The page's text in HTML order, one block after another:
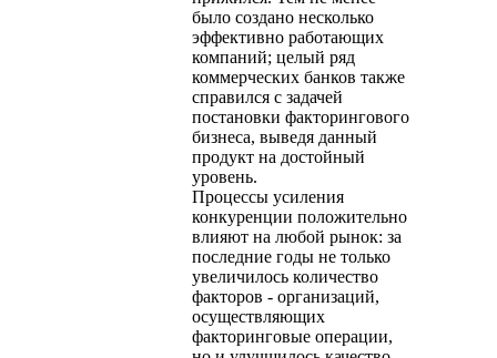
было создано несколько
эффективно работающих
компаний; целый ряд
коммерческих банков также
справился с задачей
постановки факторингового
бизнеса, выведя данный
продукт на достойный
уровень.
Процессы усиления
конкуренции положительно
влияют на любой рынок: за
последние годы не только
увеличилось количество
факторов - организаций,
осуществляющих
факторинговые операции,